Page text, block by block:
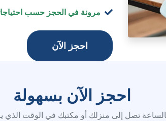
مرونة في الحجز حسب
احجز الآن
احجز الآن بسهولة
تصل إلى منزلك أو مكتبك في الوقت الذي